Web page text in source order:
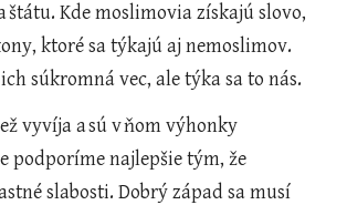
štátu. Kde moslimovia získajú slovo,
ktoré sa týkajú aj nemoslimov.
súkromná vec, ale týka sa to nás.
vyvíja asú vňom výhonky
podporíme najlepšie tým, že
slabosti. Dobrý západ sa musí